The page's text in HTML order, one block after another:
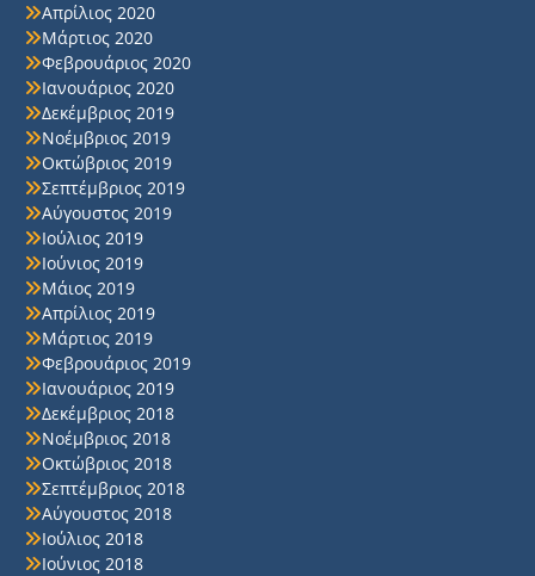
Απρίλιος 2020
Μάρτιος 2020
Φεβρουάριος 2020
Ιανουάριος 2020
Δεκέμβριος 2019
Νοέμβριος 2019
Οκτώβριος 2019
Σεπτέμβριος 2019
Αύγουστος 2019
Ιούλιος 2019
Ιούνιος 2019
Μάιος 2019
Απρίλιος 2019
Μάρτιος 2019
Φεβρουάριος 2019
Ιανουάριος 2019
Δεκέμβριος 2018
Νοέμβριος 2018
Οκτώβριος 2018
Σεπτέμβριος 2018
Αύγουστος 2018
Ιούλιος 2018
Ιούνιος 2018